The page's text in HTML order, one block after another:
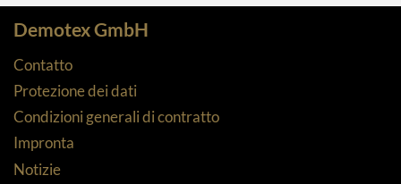
Demotex GmbH
Contatto
Protezione dei dati
Condizioni generali di contratto
Impronta
Notizie